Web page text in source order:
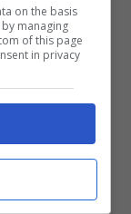
germe
on the basis
managing
of this page
in privacy